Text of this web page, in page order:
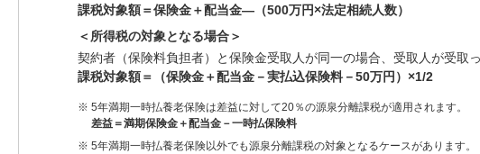
課税対象額＝保険金＋配当金―（500万円×法定相続人数）
＜所得税の対象となる場合＞
契約者（保険料負担者）と保険金受取人が同一の場合、受取人が受取
課税対象額＝（保険金＋配当金－実払込保険料－50万円）×1/2
※ 5年満期一時払養老保険は差益に対して20％の源泉分離課税が適用されます。
差益＝満期保険金＋配当金－一時払保険料
※ 5年満期一時払養老保険以外でも源泉分離課税の対象となるケースがあります。